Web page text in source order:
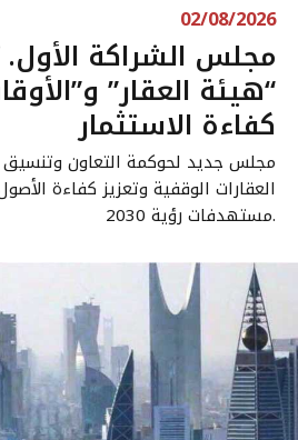
02/08/2026
مجلس الشراكة
“هيئة العقار”
كفاءة الاستثمار
مجلس جديد لحوكمة التعاون وتنسيق
العقارات الوقفية وتعزيز كفاءة
مستهدفات رؤية 2030.